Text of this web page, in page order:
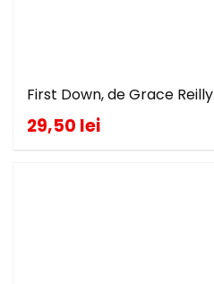
First Down, de Grace Reilly
29,50 lei